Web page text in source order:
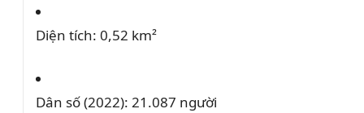
Diện tích: 0,52 km²
Dân số (2022): 21.087 người